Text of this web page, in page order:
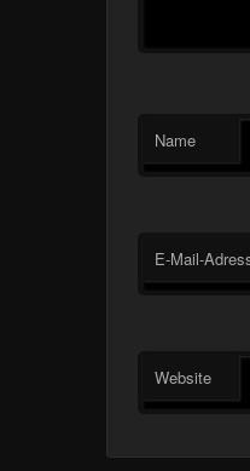
Name
E-Mail-
Website